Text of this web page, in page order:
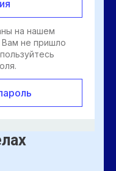
на нашем
Вам не пришло